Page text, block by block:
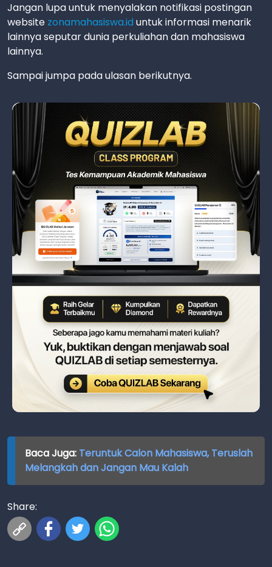
Jangan lupa untuk menyalakan notifikasi postingan
website zonamahasiswa.id untuk informasi menarik
lainnya seputar dunia perkuliahan dan mahasiswa
lainnya.
Sampai jumpa pada ulasan berikutnya.
Baca Juga: Teruntuk Calon Mahasiswa, Teruslah
Melangkah dan Jangan Mau Kalah
Share: